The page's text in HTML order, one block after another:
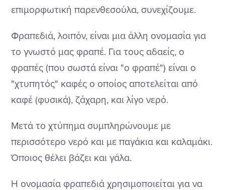
επιμορφωτική παρενθεσούλα, συνεχίζουμε.
Φραπεδιά, λοιπόν, είναι μια άλλη ονομασία για
το γνωστό μας φραπέ. Για τους αδαείς, ο
φραπές (που σωστά είναι "ο φραπέ") είναι ο
"χτυπητός" καφές ο οποίος αποτελείται από
καφέ (φυσικά), ζάχαρη, και λίγο νερό.
Μετά το χτύπημα συμπληρώνουμε με
περισσότερο νερό και με παγάκια και καλαμάκι.
Όποιος θέλει βάζει και γάλα.
Η ονομασία φραπεδιά χρησιμοποιείται για να